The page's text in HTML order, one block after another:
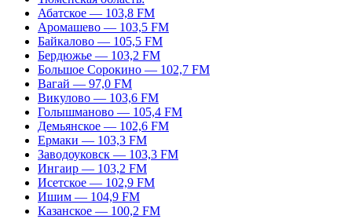
Абатское — 103,8 FM
Аромашево — 103,5 FM
Байкалово — 105,5 FM
Бердюжье — 103,2 FM
Большое Сорокино — 102,7 FM
Вагай — 97,0 FM
Викулово — 103,6 FM
Голышманово — 105,4 FM
Демьянское — 102,6 FM
Ермаки — 103,3 FM
Заводоуковск — 103,3 FM
Ингаир — 103,2 FM
Исетское — 102,9 FM
Ишим — 104,9 FM
Казанское — 100,2 FM